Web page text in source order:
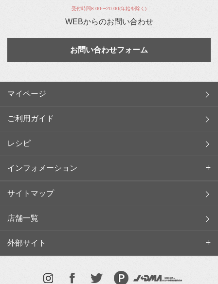
受付時間8:00〜20:00(年始を除く)
WEBからのお問い合わせ
お問い合わせフォーム
マイページ
ご利用ガイド
レシピ
インフォメーション
サイトマップ
店舗一覧
外部サイト